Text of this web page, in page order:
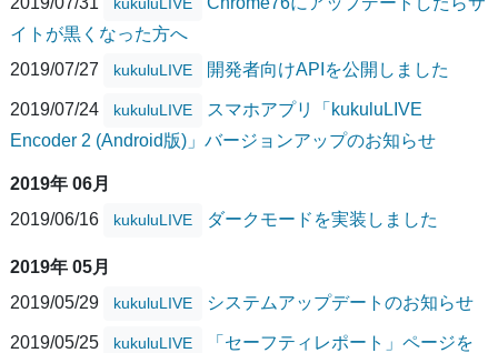
イトが黒くなった方へ
2019/07/27
kukuluLIVE 開発者向けAPIを公開しました
2019/07/24 kukuluLIVE
スマホアプリ「kukuluLIVE
Encoder 2 (Android版)」バージョンアップのお知らせ
2019年 06月
2019/06/16
kukuluLIVE ダークモードを実装しました
2019年 05月
2019/05/29
kukuluLIVE システムアップデートのお知らせ
2019/05/25 kukuluLIVE
「セーフティレポート」ページを